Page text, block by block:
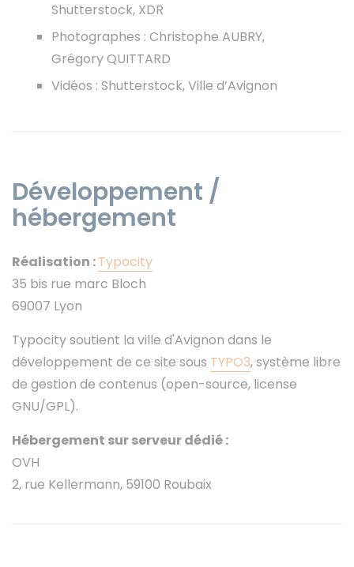
Shutterstock, XDR
Photographes : Christophe AUBRY,
Grégory QUITTARD
Vidéos : Shutterstock, Ville d’Avignon
Développement /
hébergement
Réalisation :Typocity
35 bis rue marc Bloch
69007 Lyon
Typocity soutient la ville d'Avignon dans le
développement de ce site sous TYPO3, système libre
de gestion de contenus (open-source, license
GNU/GPL).
Hébergement sur serveur dédié :
OVH
2, rue Kellermann, 59100 Roubaix